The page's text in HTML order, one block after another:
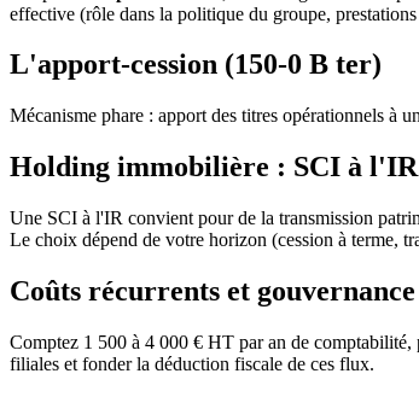
effective (rôle dans la politique du groupe,
L'apport-cession (150-0 B ter)
Mécanisme phare : apport des titres opérationnels à
Holding immobilière : SCI à l'IR
Une SCI à l'IR convient pour de la transmission
Le choix dépend de votre horizon (cession à terme,
Coûts récurrents et gouvernance
Comptez 1 500 à 4 000 € HT par an de comptabilité,
filiales et fonder la déduction fiscale de ces flux.